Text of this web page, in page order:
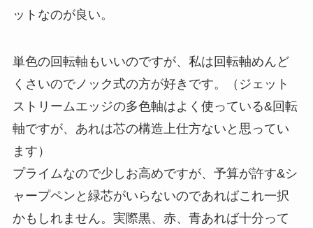
ットなのが良い。
単色の回転軸もいいのですが、私は回転軸めんど
くさいのでノック式の方が好きです。（ジェット
ストリームエッジの多色軸はよく使っている&回転
軸ですが、あれは芯の構造上仕方ないと思ってい
ます）
プライムなので少しお高めですが、予算が許す&シ
ャープペンと緑芯がいらないのであればこれ一択
かもしれません。実際黒、赤、青あれば十分って